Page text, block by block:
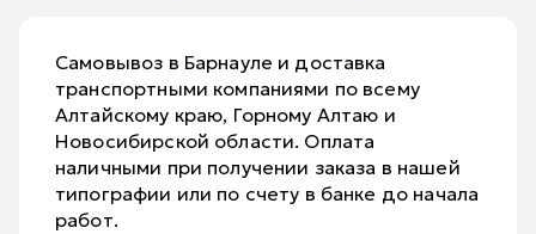
Самовывоз в Барнауле и доставка
транспортными компаниями по всему
Алтайскому краю, Горному Алтаю и
Новосибирской области. Оплата
наличными при получении заказа в нашей
типографии или по счету в банке до начала
работ.